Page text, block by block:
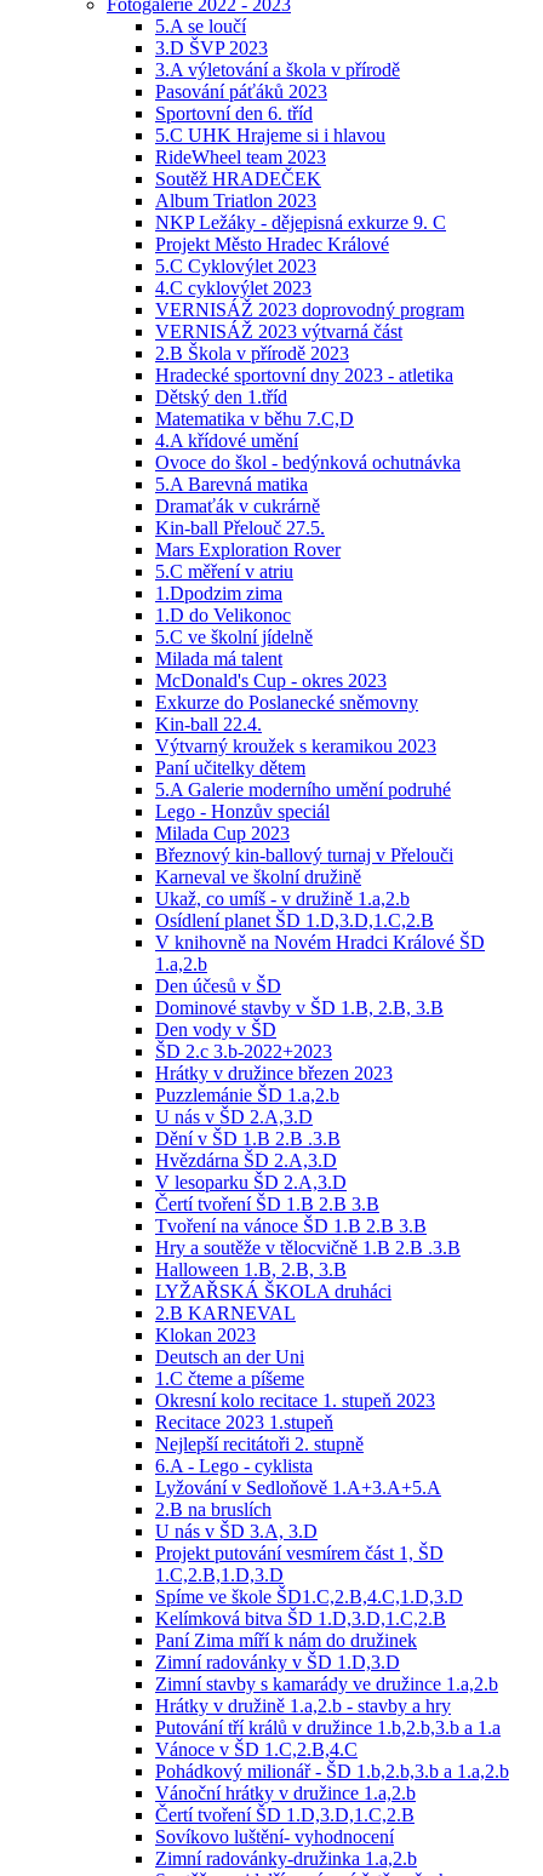
Fotogalerie 2022 - 2023
5.A se loučí
3.D ŠVP 2023
3.A výletování a škola v přírodě
Pasování páťáků 2023
Sportovní den 6. tříd
5.C UHK Hrajeme si i hlavou
RideWheel team 2023
Soutěž HRADEČEK
Album Triatlon 2023
NKP Ležáky - dějepisná exkurze 9. C
Projekt Město Hradec Králové
5.C Cyklovýlet 2023
4.C cyklovýlet 2023
VERNISÁŽ 2023 doprovodný program
VERNISÁŽ 2023 výtvarná část
2.B Škola v přírodě 2023
Hradecké sportovní dny 2023 - atletika
Dětský den 1.tříd
Matematika v běhu 7.C,D
4.A křídové umění
Ovoce do škol - bedýnková ochutnávka
5.A Barevná matika
Dramaťák v cukrárně
Kin-ball Přelouč 27.5.
Mars Exploration Rover
5.C měření v atriu
1.Dpodzim zima
1.D do Velikonoc
5.C ve školní jídelně
Milada má talent
McDonald's Cup - okres 2023
Exkurze do Poslanecké sněmovny
Kin-ball 22.4.
Výtvarný kroužek s keramikou 2023
Paní učitelky dětem
5.A Galerie moderního umění podruhé
Lego - Honzův speciál
Milada Cup 2023
Březnový kin-ballový turnaj v Přelouči
Karneval ve školní družině
Ukaž, co umíš - v družině 1.a,2.b
Osídlení planet ŠD 1.D,3.D,1.C,2.B
V knihovně na Novém Hradci Králové ŠD
1.a,2.b
Den účesů v ŠD
Dominové stavby v ŠD 1.B, 2.B, 3.B
Den vody v ŠD
ŠD 2.c 3.b-2022+2023
Hrátky v družince březen 2023
Puzzlemánie ŠD 1.a,2.b
U nás v ŠD 2.A,3.D
Dění v ŠD 1.B 2.B .3.B
Hvězdárna ŠD 2.A,3.D
V lesoparku ŠD 2.A,3.D
Čertí tvoření ŠD 1.B 2.B 3.B
Tvoření na vánoce ŠD 1.B 2.B 3.B
Hry a soutěže v tělocvičně 1.B 2.B .3.B
Halloween 1.B, 2.B, 3.B
LYŽAŘSKÁ ŠKOLA druháci
2.B KARNEVAL
Klokan 2023
Deutsch an der Uni
1.C čteme a píšeme
Okresní kolo recitace 1. stupeň 2023
Recitace 2023 1.stupeň
Nejlepší recitátoři 2. stupně
6.A - Lego - cyklista
Lyžování v Sedloňově 1.A+3.A+5.A
2.B na bruslích
U nás v ŠD 3.A, 3.D
Projekt putování vesmírem část 1, ŠD
1.C,2.B,1.D,3.D
Spíme ve škole ŠD1.C,2.B,4.C,1.D,3.D
Kelímková bitva ŠD 1.D,3.D,1.C,2.B
Paní Zima míří k nám do družinek
Zimní radovánky v ŠD 1.D,3.D
Zimní stavby s kamarády ve družince 1.a,2.b
Hrátky v družině 1.a,2.b - stavby a hry
Putování tří králů v družince 1.b,2.b,3.b a 1.a
Vánoce v ŠD 1.C,2.B,4.C
Pohádkový milionář - ŠD 1.b,2.b,3.b a 1.a,2.b
Vánoční hrátky v družince 1.a,2.b
Čertí tvoření ŠD 1.D,3.D,1.C,2.B
Sovíkovo luštění- vyhodnocení
Zimní radovánky-družinka 1.a,2.b